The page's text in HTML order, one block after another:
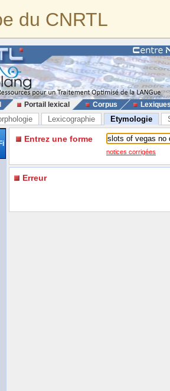
du CNRTL
Portail lexical Corpus
Lexicographie Etymologie
Entrez une forme
notices corrigées
Erreur